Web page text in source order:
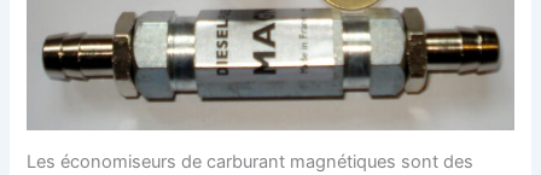
Les économiseurs de carburant magnétiques sont des